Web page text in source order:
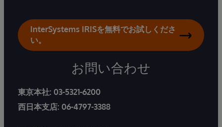
InterSystems IRISを無料でお試しくださ
い。
お問い合わせ
東京本社: 03-5321-6200
西日本支店: 06-4797-3388